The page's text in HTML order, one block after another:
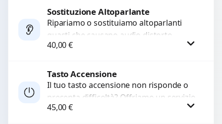
di...
Procedi
Sostituzione Altoparlante
Ripariamo o sostituiamo altoparlanti
guasti che causano audio distorto,
basso o assente. Utilizziamo ricambi di
40,00€
Procedi
Tasto Accensione
Il tuo tasto accensione non risponde o
presenta difficoltà? Offriamo un servizio
professionale di riparazione o
45,00€